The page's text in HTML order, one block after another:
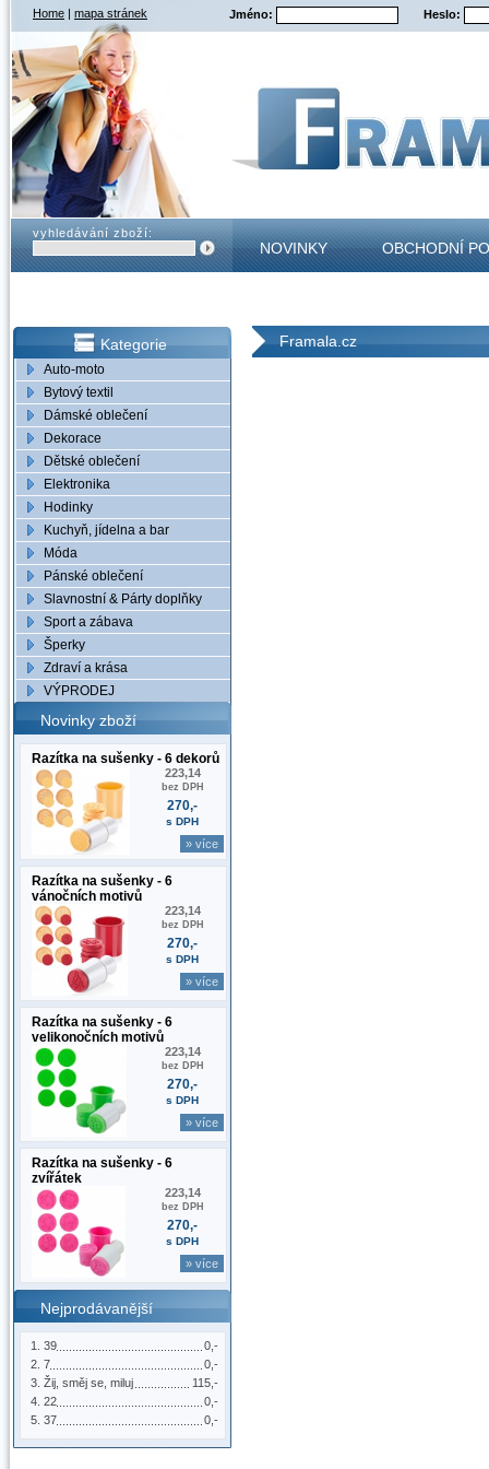
Home | mapa stránek Jméno: Heslo:
vyhledávání zboží:
NOVINKY OBCHODNÍ
Kategorie
Auto-moto
Bytový textil
Dámské oblečení
Dekorace
Dětské oblečení
Elektronika
Hodinky
Kuchyň, jídelna a bar
Móda
Pánské oblečení
Slavnostní & Párty doplňky
Sport a zábava
Šperky
Zdraví a krása
VÝPRODEJ
Novinky zboží
Razítka na sušenky - 6 dekorů
223,14
bez DPH
270,-
s DPH
» více
Razítka na sušenky - 6
vánočních motivů
223,14
bez DPH
270,-
s DPH
» více
Razítka na sušenky - 6
velikonočních motivů
223,14
bez DPH
270,-
s DPH
» více
Razítka na sušenky - 6
zvířátek
223,14
bez DPH
270,-
s DPH
» více
Nejprodávanější
0,-
39
0,-
7
115,-
Žij, směj se, miluj
0,-
22
0,-
37
Framala.cz